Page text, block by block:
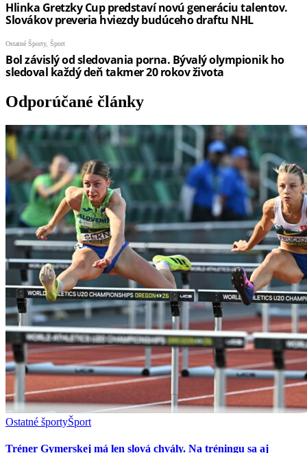
Odporúčané články
Ostatné športyŠport
Tréner Gymerskej má len slová chvály. Na tréningu sa aj